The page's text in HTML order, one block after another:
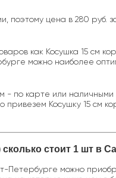
поэтому цена в 280 руб.
как Косушка 15 см
можно наиболее
- по карте или
Косушку 15 см
стоит 1 шт в
Петербурге можно